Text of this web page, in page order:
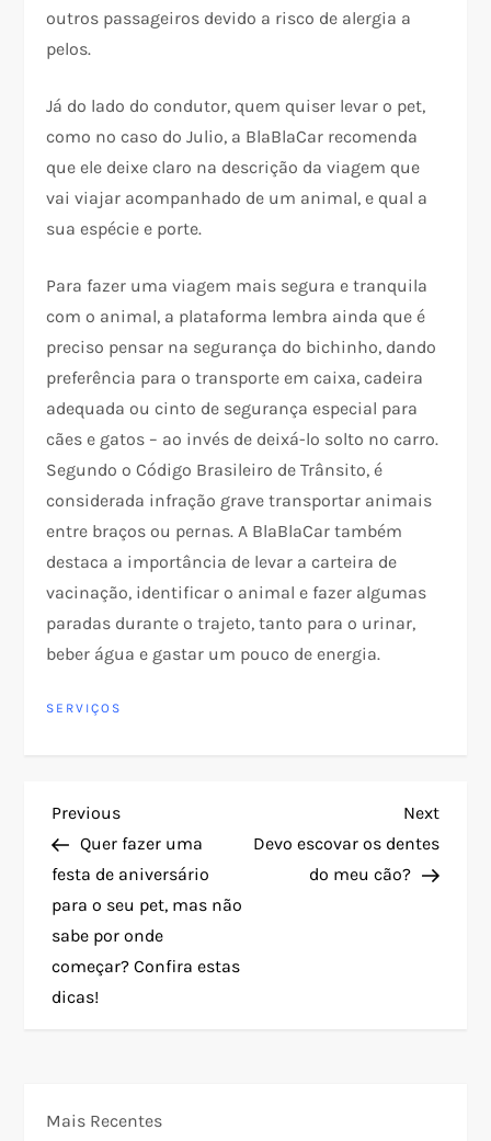
outros passageiros devido a risco de alergia a
pelos.
Já do lado do condutor, quem quiser levar o pet,
como no caso do Julio, a BlaBlaCar recomenda
que ele deixe claro na descrição da viagem que
vai viajar acompanhado de um animal, e qual a
sua espécie e porte.
Para fazer uma viagem mais segura e tranquila
com o animal, a plataforma lembra ainda que é
preciso pensar na segurança do bichinho, dando
preferência para o transporte em caixa, cadeira
adequada ou cinto de segurança especial para
cães e gatos – ao invés de deixá-lo solto no carro.
Segundo o Código Brasileiro de Trânsito, é
considerada infração grave transportar animais
entre braços ou pernas. A BlaBlaCar também
destaca a importância de levar a carteira de
vacinação, identificar o animal e fazer algumas
paradas durante o trajeto, tanto para o urinar,
beber água e gastar um pouco de energia.
SERVIÇOS
N
a
v
e
ç
Previous
Post
Previous
Quer fazer uma
festa de aniversário
para o seu pet, mas não
sabe por onde
começar? Confira estas
dicas!
Next
Post
Next
Devo escovar os dentes
do meu cão?
Mais Recentes